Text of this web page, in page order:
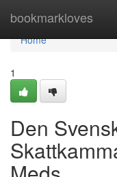
bookmarkloves
Home
Home
1
Den